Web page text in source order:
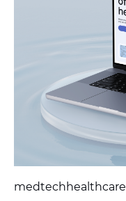
medtechhealthcare